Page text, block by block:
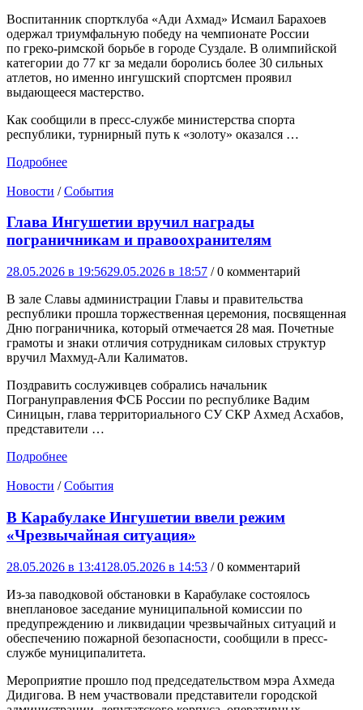
Воспитанник спортклуба «Ади Ахмад» Исмаил Барахоев
одержал триумфальную победу на чемпионате России
по греко-римской борьбе в городе Суздале. В олимпийской
категории до 77 кг за медали боролись более 30 сильных
атлетов, но именно ингушский спортсмен проявил
выдающееся мастерство.
Как сообщили в пресс-службе министерства спорта
республики, турнирный путь к «золоту» оказался …
Подробнее
Новости /События
Глава Ингушетии вручил награды
пограничникам и правоохранителям
28.05.2026 в 19:5629.05.2026 в 18:57 / 0 комментарий
В зале Славы администрации Главы и правительства
республики прошла торжественная церемония, посвященная
Дню пограничника, который отмечается 28 мая. Почетные
грамоты и знаки отличия сотрудникам силовых структур
вручил Махмуд-Али Калиматов.
Поздравить сослуживцев собрались начальник
Погрануправления ФСБ России по республике Вадим
Синицын, глава территориального СУ СКР Ахмед Асхабов,
представители …
Подробнее
Новости /События
В Карабулаке Ингушетии ввели режим
«Чрезвычайная ситуация»
28.05.2026 в 13:41 28.05.2026 в 14:53 / 0 комментарий
Из-за паводковой обстановки в Карабулаке состоялось
внеплановое заседание муниципальной комиссии по
предупреждению и ликвидации чрезвычайных ситуаций и
обеспечению пожарной безопасности, сообщили в пресс-
службе муниципалитета.
Мероприятие прошло под председательством мэра Ахмеда
Дидигова. В нем участвовали представители городской